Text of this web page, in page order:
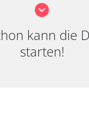
kann die
starten!